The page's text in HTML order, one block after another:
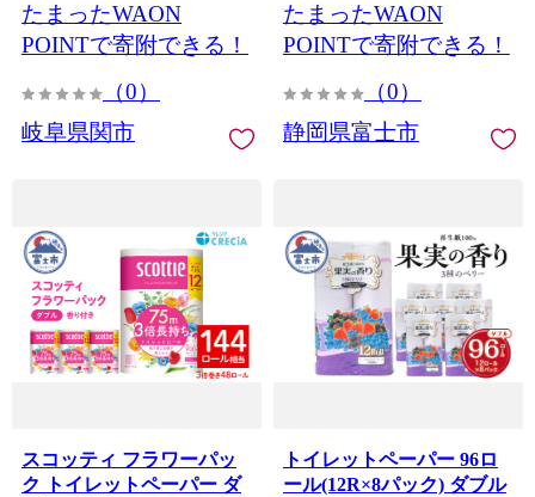
しい エコ美濃桜製紙 芯あ
り 個包装 エンボス加工
たまったWAON
POINTで寄附できる！
（0）
岐阜県関市
100% 備蓄 防災 日用品 消
耗品 生活用品 富士市
たまったWAON
POINTで寄附できる！
（0）
静岡県富士市
スコッティ フラワーパッ
ク トイレットペーパー ダ
トイレットペーパー 96ロ
ール(12R×8パック) ダブル